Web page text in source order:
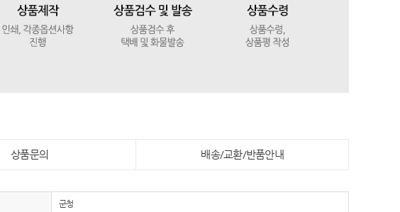
상품문의 배송/교환/반품안내
군청